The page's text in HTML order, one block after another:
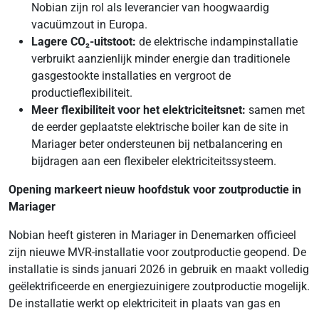
Nobian zijn rol als leverancier van hoogwaardig
vacuümzout in Europa.
Lagere CO₂-uitstoot: de elektrische indampinstallatie
verbruikt aanzienlijk minder energie dan traditionele
gasgestookte installaties en vergroot de
productieflexibiliteit.
Meer flexibiliteit voor het elektriciteitsnet: samen met
de eerder geplaatste elektrische boiler kan de site in
Mariager beter ondersteunen bij netbalancering en
bijdragen aan een flexibeler elektriciteitssysteem.
Opening markeert nieuw hoofdstuk voor zoutproductie in
Mariager
Nobian heeft gisteren in Mariager in Denemarken officieel
zijn nieuwe MVR-installatie voor zoutproductie geopend. De
installatie is sinds januari 2026 in gebruik en maakt volledig
geëlektrificeerde en energiezuinigere zoutproductie mogelijk.
De installatie werkt op elektriciteit in plaats van gas en